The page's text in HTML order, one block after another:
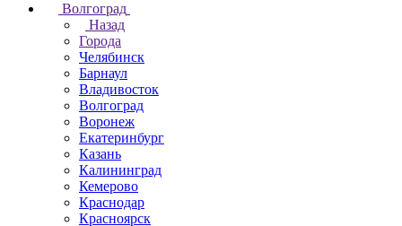
Волгоград
Назад
Города
Челябинск
Барнаул
Владивосток
Волгоград
Воронеж
Екатеринбург
Казань
Калининград
Кемерово
Краснодар
Красноярск